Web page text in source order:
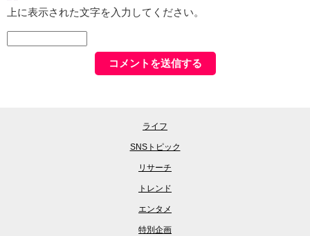
上に表示された文字を入力してください。
ライフ
SNSトピック
リサーチ
トレンド
エンタメ
特別企画